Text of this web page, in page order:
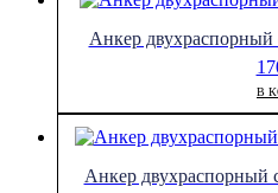
оцинкованная
сталь
Анкер
В
Анкер двухраспорный